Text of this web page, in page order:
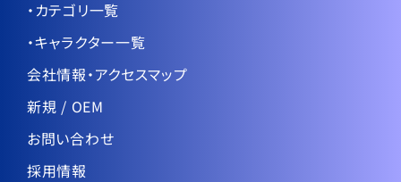
・カテゴリ一覧
・キャラクター一覧
会社情報・アクセスマップ
新規 / OEM
お問い合わせ
採用情報